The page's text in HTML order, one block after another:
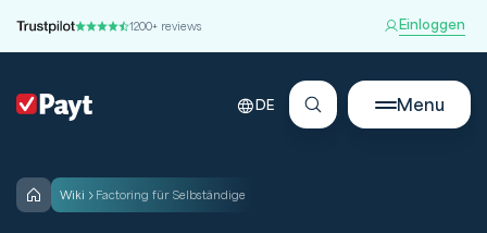
1200+ reviews Einloggen
DE Menu
wiki Factoring für Selbständige